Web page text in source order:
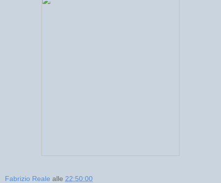
Fabrizio Reale alle 22:50:00